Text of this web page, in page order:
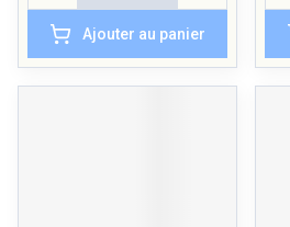
Ajouter au panier